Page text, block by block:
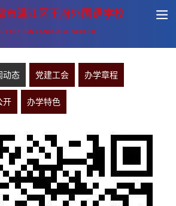
市温江区王府外国语学校
FOREIGN LANGUAGE SCHOOL
动态 党建工会 办学章程
开 办学特色